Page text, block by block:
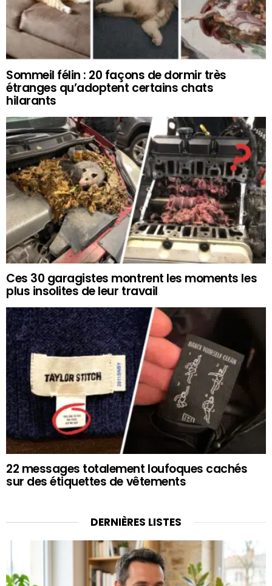
Sommeil félin : 20 façons de dormir très
étranges qu’adoptent certains chats
hilarants
Ces 30 garagistes montrent les moments les
plus insolites de leur travail
22 messages totalement loufoques cachés
sur des étiquettes de vêtements
DERNIÈRES LISTES